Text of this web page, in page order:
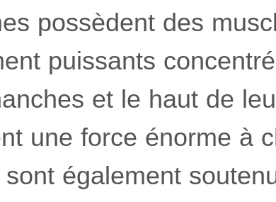
possèdent des
puissants
et le haut de
une force énorme à
également